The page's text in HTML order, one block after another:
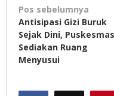
Navigasi
pos
Pos sebelumnya
Antisipasi Gizi Buruk
Sejak Dini, Puskesmas
Sediakan Ruang
Menyusui